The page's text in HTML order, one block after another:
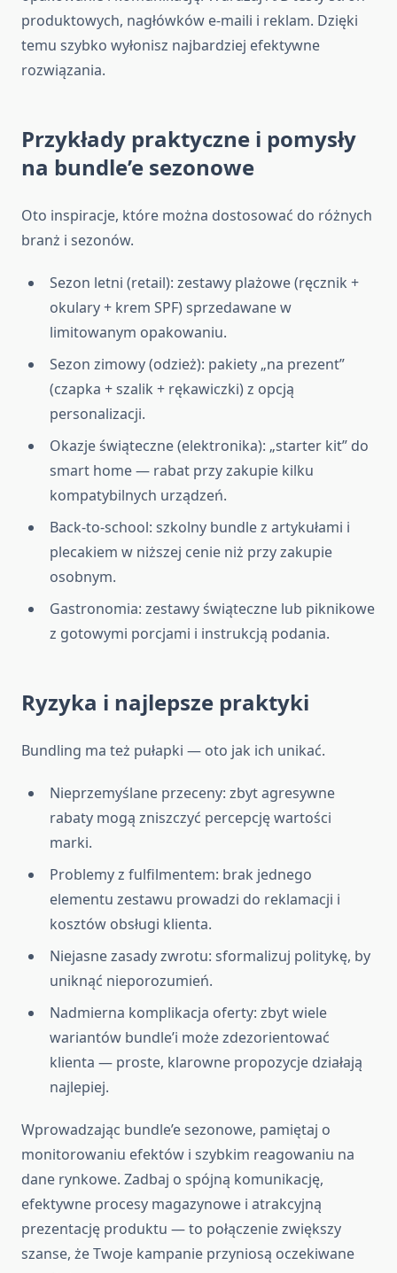
produktowych, nagłówków e‑maili i reklam. Dzięki
temu szybko wyłonisz najbardziej efektywne
rozwiązania.
Przykłady praktyczne i pomysły
na bundle’e sezonowe
Oto inspiracje, które można dostosować do różnych
branż i sezonów.
Sezon letni (retail): zestawy plażowe (ręcznik +
okulary + krem SPF) sprzedawane w
limitowanym opakowaniu.
Sezon zimowy (odzież): pakiety „na prezent”
(czapka + szalik + rękawiczki) z opcją
personalizacji.
Okazje świąteczne (elektronika): „starter kit” do
smart home — rabat przy zakupie kilku
kompatybilnych urządzeń.
Back-to-school: szkolny bundle z artykułami i
plecakiem w niższej cenie niż przy zakupie
osobnym.
Gastronomia: zestawy świąteczne lub piknikowe
z gotowymi porcjami i instrukcją podania.
Ryzyka i najlepsze praktyki
Bundling ma też pułapki — oto jak ich unikać.
Nieprzemyślane przeceny: zbyt agresywne
rabaty mogą zniszczyć percepcję wartości
marki.
Problemy z fulfilmentem: brak jednego
elementu zestawu prowadzi do reklamacji i
kosztów obsługi klienta.
Niejasne zasady zwrotu: sformalizuj politykę, by
uniknąć nieporozumień.
Nadmierna komplikacja oferty: zbyt wiele
wariantów bundle’i może zdezorientować
klienta — proste, klarowne propozycje działają
najlepiej.
Wprowadzając bundle’e sezonowe, pamiętaj o
monitorowaniu efektów i szybkim reagowaniu na
dane rynkowe. Zadbaj o spójną komunikację,
efektywne procesy magazynowe i atrakcyjną
prezentację produktu — to połączenie zwiększy
szanse, że Twoje kampanie przyniosą oczekiwane